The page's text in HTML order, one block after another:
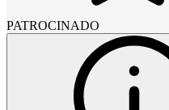
PATROCINADO